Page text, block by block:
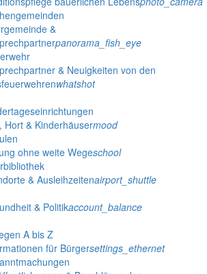
&
panorama_fish_eye
& Neuigkeiten von den
whatshot
Hort & Kinderhäusermood
ohne weite Wegeschool
& Ausleihzeitenairport_shuttle
& Politikaccount_balance
A bis Z
für Bürgersettings_ethernet